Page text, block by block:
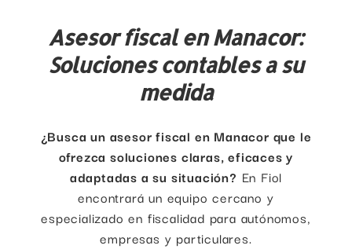
Asesor fiscal en Manacor:
Soluciones contables a su
medida
¿Busca un asesor fiscal en Manacor que le
ofrezca soluciones claras, eficaces y
adaptadas a su situación? En Fiol
encontrará un equipo cercano y
especializado en fiscalidad para autónomos,
empresas y particulares.